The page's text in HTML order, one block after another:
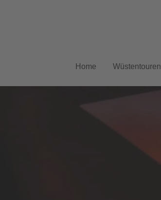
Home Wüstentouren